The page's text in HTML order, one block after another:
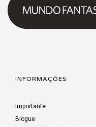
INFORMAÇÕES
Importante
Blogue